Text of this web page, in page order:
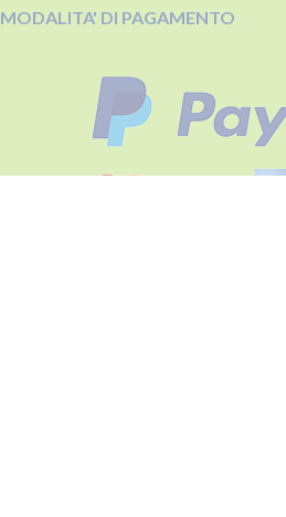
MODALITA' DI PAGAMENTO